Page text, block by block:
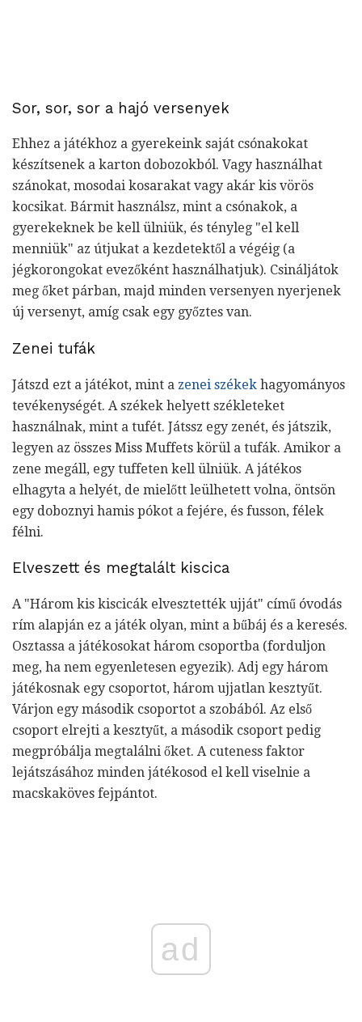
Sor, sor, sor a hajó versenyek
Ehhez a játékhoz a gyerekeink saját csónakokat
készítsenek a karton dobozokból. Vagy használhat
szánokat, mosodai kosarakat vagy akár kis vörös
kocsikat. Bármit használsz, mint a csónakok, a
gyerekeknek be kell ülniük, és tényleg "el kell
menniük" az útjukat a kezdetektől a végéig (a
jégkorongokat evezőként használhatjuk). Csináljátok
meg őket párban, majd minden versenyen nyerjenek
új versenyt, amíg csak egy győztes van.
Zenei tufák
Játszd ezt a játékot, mint a zenei székek hagyományos
tevékenységét. A székek helyett székleteket
használnak, mint a tufét. Játssz egy zenét, és játszik,
legyen az összes Miss Muffets körül a tufák. Amikor a
zene megáll, egy tuffeten kell ülniük. A játékos
elhagyta a helyét, de mielőtt leülhetett volna, öntsön
egy doboznyi hamis pókot a fejére, és fusson, félek
félni.
Elveszett és megtalált kiscica
A "Három kis kiscicák elvesztették ujját" című óvodás
rím alapján ez a játék olyan, mint a bűbáj és a keresés.
Osztassa a játékosokat három csoportba (forduljon
meg, ha nem egyenletesen egyezik). Adj egy három
játékosnak egy csoportot, három ujjatlan kesztyűt.
Várjon egy második csoportot a szobából. Az első
csoport elrejti a kesztyűt, a második csoport pedig
megpróbálja megtalálni őket. A cuteness faktor
lejátszásához minden játékosod el kell viselnie a
macskaköves fejpántot.
ad